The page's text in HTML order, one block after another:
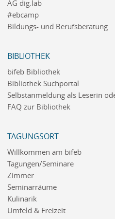
AG dig.lab
#ebcamp
Bildungs- und Berufsberatung
BIBLIOTHEK
bifeb Bibliothek
Bibliothek Suchportal
Selbstanmeldung als Leserin
FAQ zur Bibliothek
TAGUNGSORT
Willkommen am bifeb
Tagungen/Seminare
Zimmer
Seminarräume
Kulinarik
Umfeld & Freizeit